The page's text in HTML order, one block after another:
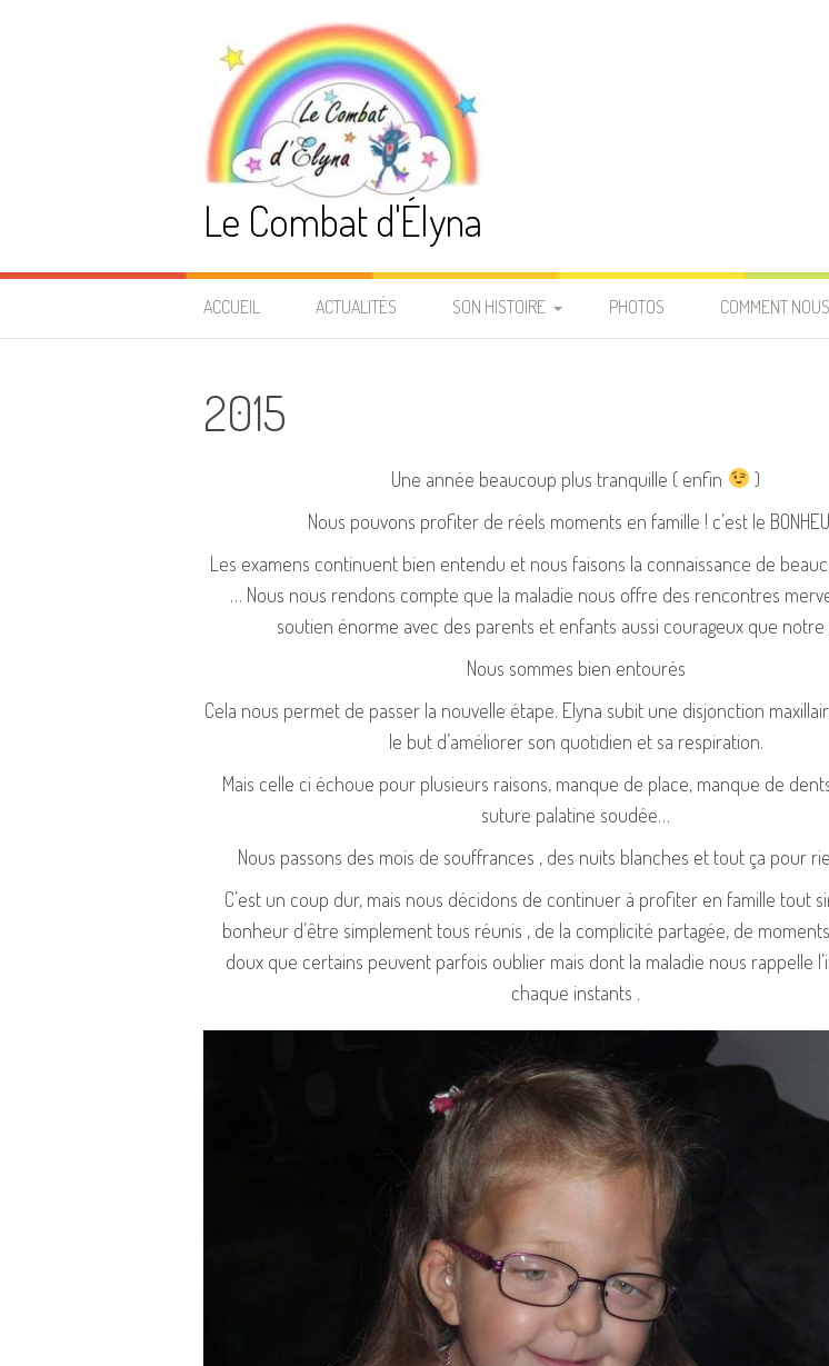
Le Combat d'Élyna
ACCUEIL ACTUALITÉS SON HISTOIRE
2023
2022
2021
2020
2019
2015
2013
2012
2011
2010
2009
PHOTOS COMMENT
2015
Une année beaucoup plus tranquille ( enfin
)
Nous pouvons profiter de réels moments en famille ! c’est le
Les examens continuent bien entendu et nous faisons la connaissance de
… Nous nous rendons compte que la maladie nous offre des rencontres
soutien énorme avec des parents et enfants aussi courageux que notre
Nous sommes bien entourés
Cela nous permet de passer la nouvelle étape. Elyna subit une disjonction
le but d’améliorer son quotidien et sa respiration.
Mais celle ci échoue pour plusieurs raisons, manque de place, manque de
suture palatine soudée…
Nous passons des mois de souffrances , des nuits blanches et tout ça pour
C’est un coup dur, mais nous décidons de continuer à profiter en famille tout
bonheur d’être simplement tous réunis , de la complicité partagée, de
doux que certains peuvent parfois oublier mais dont la maladie nous rappelle
chaque instants .